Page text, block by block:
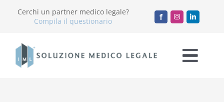
Cerchi un partner medico legale?
Compila il questionario